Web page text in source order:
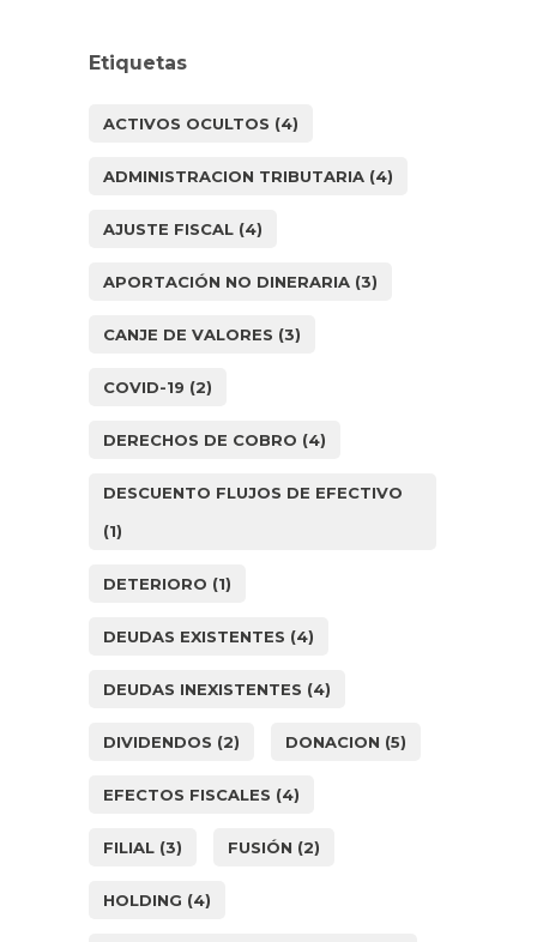
Etiquetas
ACTIVOS OCULTOS (4)
ADMINISTRACION TRIBUTARIA (4)
AJUSTE FISCAL (4)
APORTACIÓN NO DINERARIA (3)
CANJE DE VALORES (3)
COVID-19 (2)
DERECHOS DE COBRO (4)
DESCUENTO FLUJOS DE EFECTIVO
(1)
DETERIORO (1)
DEUDAS EXISTENTES (4)
DEUDAS INEXISTENTES (4)
DIVIDENDOS (2) DONACION (5)
EFECTOS FISCALES (4)
FILIAL (3) FUSIÓN (2)
HOLDING (4)